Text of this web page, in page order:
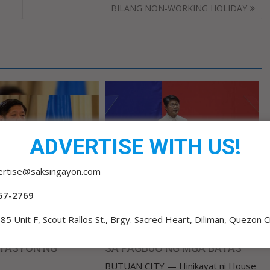
BILANG NON-WORKING HOLIDAY
SA KONGRESO
NG
PUBLIKO HINIKAYAT NI
SA PAGBUO NG MGA BATAS
BUTUAN CITY — Hinikayat ni House
ADVERTISE WITH US!
2769
Unit F, Scout Rallos St., Brgy. Sacred Heart, Diliman, Quezon